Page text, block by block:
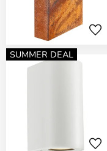
SUMMER DEAL